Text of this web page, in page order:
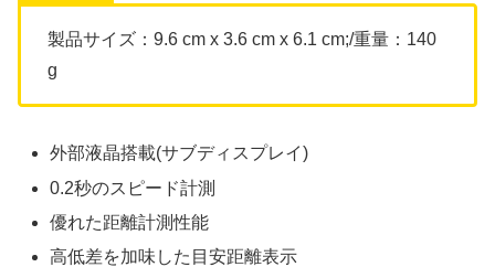
製品サイズ：9.6 cm x 3.6 cm x 6.1 cm;/重量：140
g
外部液晶搭載(サブディスプレイ)
0.2秒のスピード計測
優れた距離計測性能
高低差を加味した目安距離表示